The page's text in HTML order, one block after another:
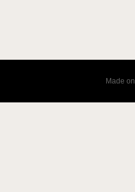
Made on